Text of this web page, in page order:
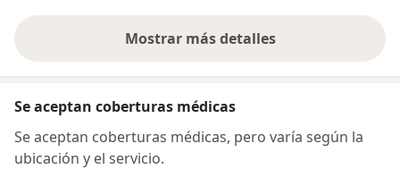
Mostrar más detalles
sobre la dirección
Se aceptan coberturas médicas
Se aceptan coberturas médicas, pero varía según la
ubicación y el servicio.